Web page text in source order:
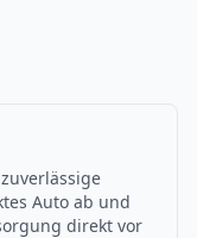
Auto ab und
direkt vor